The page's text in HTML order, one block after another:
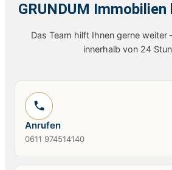
GRUNDUM
Das Team hilft Ihnen gerne
innerhalb von 24
Anrufen
0611 974514140